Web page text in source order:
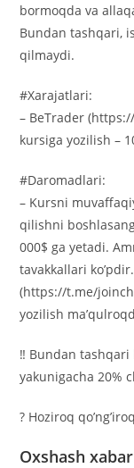
bormoqda va
Bundan tashqari,
qilmaydi.
#Xarajatlari:
– BeTrader
kursiga yozilish –
#Daromadlari:
– Kursni
qilishni
000$ ga yetadi.
tavakkallari
(https://t.me/
yozilish
‼️ Bundan tashqari
yakunigacha 20%
? Hoziroq
Oxshash